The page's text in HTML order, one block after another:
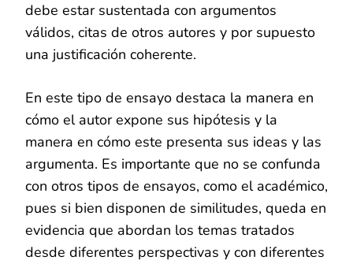
debe estar sustentada con argumentos
válidos, citas de otros autores y por supuesto
una justificación coherente.
En este tipo de ensayo destaca la manera en
cómo el autor expone sus hipótesis y la
manera en cómo este presenta sus ideas y las
argumenta. Es importante que no se confunda
con otros tipos de ensayos, como el académico,
pues si bien disponen de similitudes, queda en
evidencia que abordan los temas tratados
desde diferentes perspectivas y con diferentes